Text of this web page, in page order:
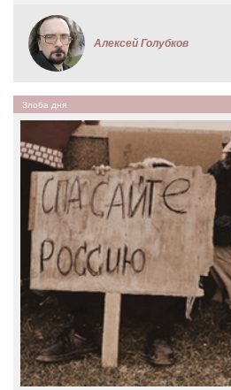
Алексей Голубков
Злоба дня